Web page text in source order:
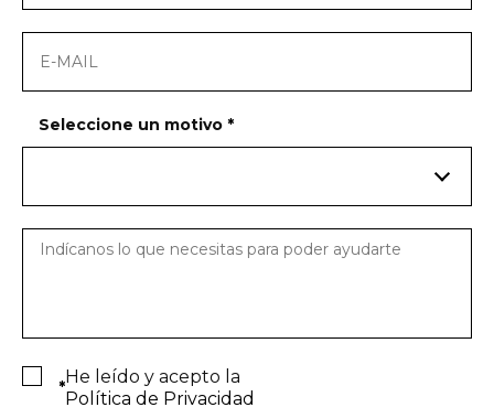
Seleccione un motivo *
*
He leído y acepto la
Política de Privacidad